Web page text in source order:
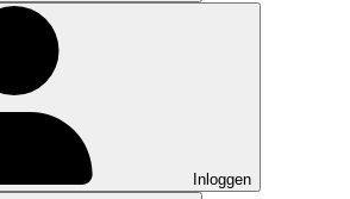
Inloggen